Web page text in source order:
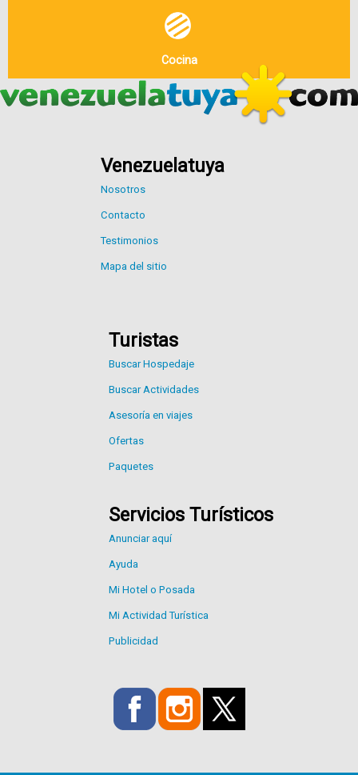
Cocina
Venezuelatuya
Nosotros
Contacto
Testimonios
Mapa del sitio
Turistas
Buscar Hospedaje
Buscar Actividades
Asesoría en viajes
Ofertas
Paquetes
Servicios Turísticos
Anunciar aquí
Ayuda
Mi Hotel o Posada
Mi Actividad Turística
Publicidad